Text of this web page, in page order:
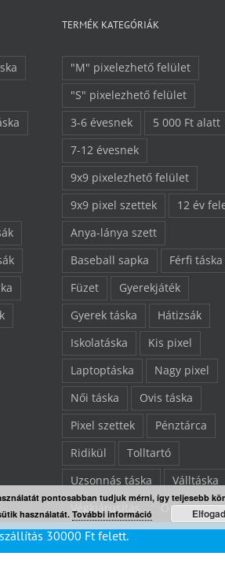
TERMÉK KATEGÓRIÁK
"M" pixelezhető felület
"S" pixelezhető felület
3-6 évesnek
5 000 Ft alatt
7-12 évesnek
9x9 pixelezhető felület
9x9 pixel szettek
12 év
Anya-lánya szett
Baseball sapka
Férfi táska
Füzet
Gyerekjáték
Gyerek táska
Hátizsák
Iskolatáska
Kis pixel
Laptoptáska
Nagy pixel
Női táska
Ovis táska
Pixel szettek
Pénztárca
Ridikül
Tolltartó
Uzsonnás táska
Válltáska
Végkiárusítás
Összes
“L” pixelezhető felület
30000 Ftfelett.
pontosabban tudjuk mérni, így teljesebb
használatát. További információ Elfogad